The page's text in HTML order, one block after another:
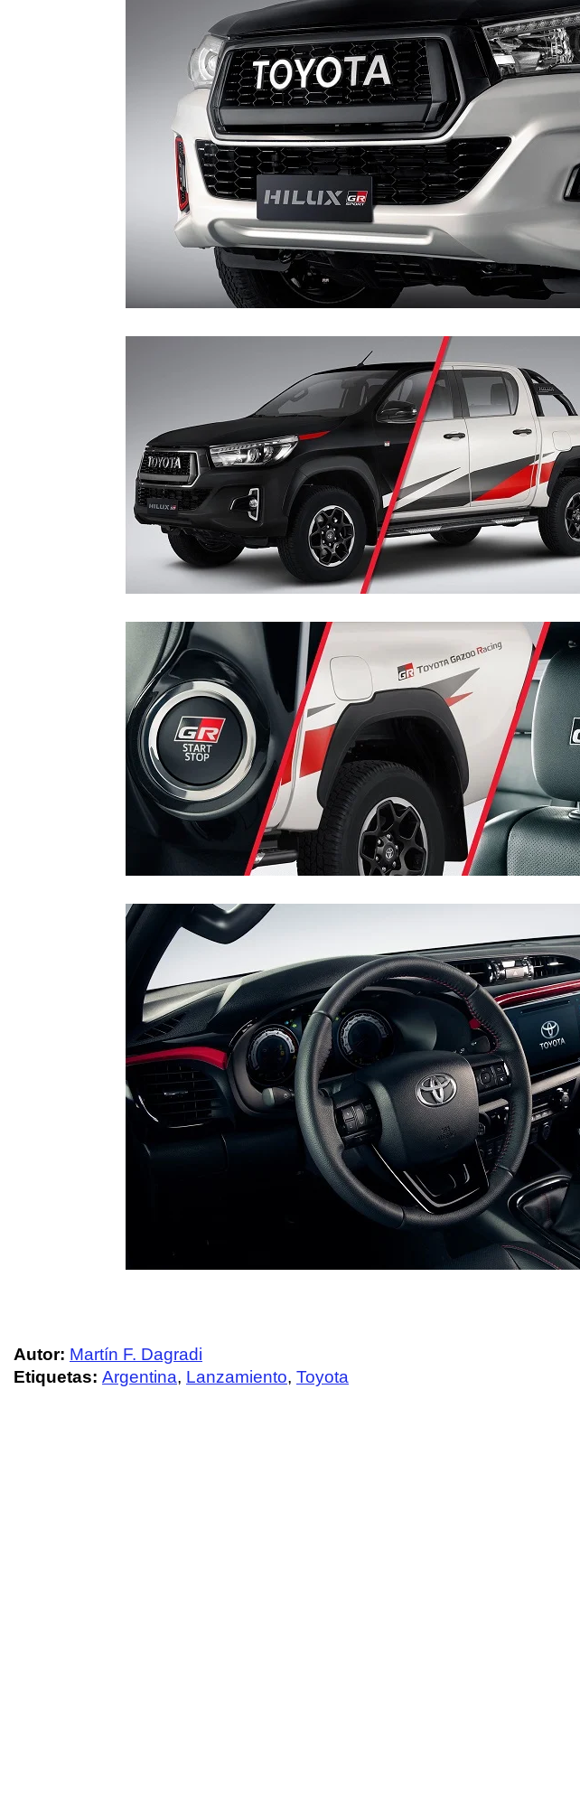
Autor: Martín F. Dagradi
Etiquetas: Argentina, Lanzamiento, Toyota